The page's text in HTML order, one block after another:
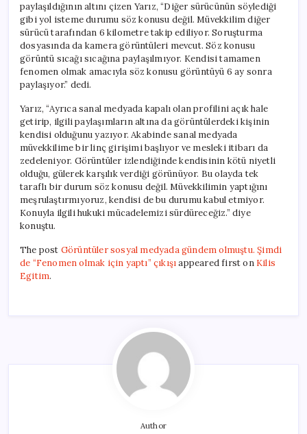
paylaşıldığının altını çizen Yarız, “Diğer sürücünün söylediği
gibi yol isteme durumu söz konusu değil. Müvekkilim diğer
sürücü tarafından 6 kilometre takip ediliyor. Soruşturma
dosyasında da kamera görüntüleri mevcut. Söz konusu
görüntü sıcağı sıcağına paylaşılmıyor. Kendisi tamamen
fenomen olmak amacıyla söz konusu görüntüyü 6 ay sonra
paylaşıyor.” dedi.
Yarız, “Ayrıca sanal medyada kapalı olan profilini açık hale
getirip, ilgili paylaşımların altına da görüntülerdeki kişinin
kendisi olduğunu yazıyor. Akabinde sanal medyada
müvekkilime bir linç girişimi başlıyor ve mesleki itibarı da
zedeleniyor. Görüntüler izlendiğinde kendisinin kötü niyetli
olduğu, gülerek karşılık verdiği görünüyor. Bu olayda tek
taraflı bir durum söz konusu değil. Müvekkilimin yaptığını
meşrulaştırmıyoruz, kendisi de bu durumu kabul etmiyor.
Konuyla ilgili hukuki mücadelemizi sürdüreceğiz.” diye
konuştu.
The post Görüntüler sosyal medyada gündem olmuştu. Şimdi
de “Fenomen olmak için yaptı” çıkışıappeared first on Kilis
Egitim.
Author